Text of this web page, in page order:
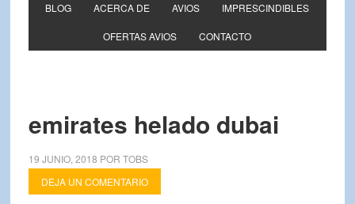
BLOG ACERCA DE AVIOS IMPRESCINDIBLES
OFERTAS AVIOS CONTACTO
emirates helado dubai
19 JUNIO, 2018 POR TOBS
DEJA UN COMENTARIO